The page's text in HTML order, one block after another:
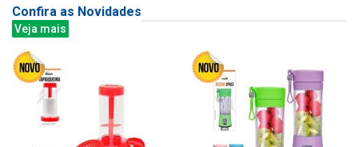
Confira as Novidades
Veja mais